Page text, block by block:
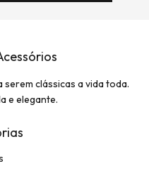
clássicas a vida toda.
e elegante.